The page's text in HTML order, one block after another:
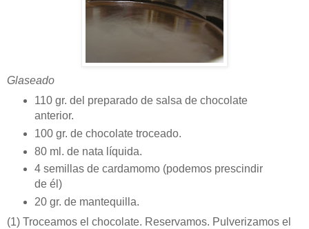
Glaseado
110 gr. del preparado de salsa de chocolate
anterior.
100 gr. de chocolate troceado.
80 ml. de nata líquida.
4 semillas de cardamomo (podemos prescindir
de él)
20 gr. de mantequilla.
(1) Troceamos el chocolate. Reservamos. Pulverizamos el